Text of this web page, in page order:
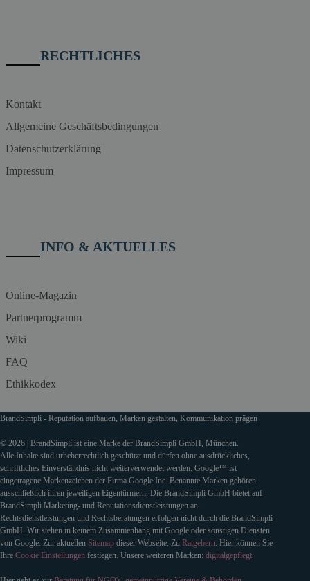
RECHTLICHES
Kontakt
Allgemeine Geschäftsbedingungen
Datenschutzerklärung
Impressum
INFO & AKTUELLES
Online-Magazin
Partnerprogramm
Wiki
FAQ
Ethikkodex
BrandSimpli - Reputation aufbauen, Marken gestalten, Kommunikation prägen
© 2026 | BrandSimpli ist eine Marke der BrandSimpli GmbH, München.
Alle Inhalte sind urheberrechtlich geschützt und dürfen ohne ausdrückliches,
schriftliches Einverständnis nicht weiterverwendet werden. Google™ ist
eingetragene Markenzeichen der Firma Google Inc. Benannte Marken gehören
ausschließlich ihren jeweiligen Eigentürmern. Die BrandSimpli GmbH bietet auf
BrandSimpli Marketing- und Reputationsdienstleistungen an.
Rechtsdienstleistungen und Rechtsberatungen erfolgen nicht durch die BrandSimpli
GmbH. Wir stehen in keinem Zusammenhang mit Google oder sonstigen Diensten
von Google. Zur aktuellen Sitemap dieser Webseite. Zu Ratgebern . Hier können Sie
Ihre Cookie Einstellungen festlegen. Unsere weiteren Marken: digitalgepflegt